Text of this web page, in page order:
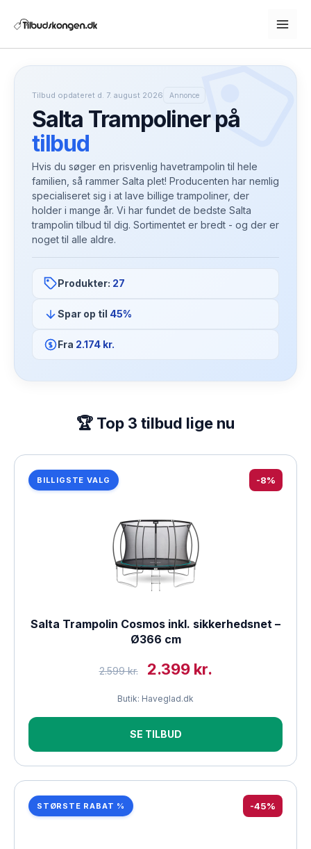
indholdet
Tilbud opdateret d. 7. august 2026 Annonce
Salta Trampoliner på
tilbud
Hvis du søger en prisvenlig havetrampolin til hele
familien, så rammer Salta plet! Producenten har nemlig
specialiseret sig i at lave billige trampoliner, der
holder i mange år. Vi har fundet de bedste Salta
trampolin tilbud til dig. Sortimentet er bredt - og der er
noget til alle aldre.
Produkter: 27
Spar op til 45%
Fra 2.174 kr.
🏆 Top 3 tilbud lige nu
BILLIGSTE VALG -8%
Salta Trampolin Cosmos inkl. sikkerhedsnet –
Ø366 cm
2.599 kr. 2.399 kr.
Butik: Haveglad.dk
SE TILBUD
STØRSTE RABAT % -45%